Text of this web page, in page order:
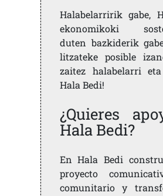
Halabelarririk gabe,
ekonomikoki
duten bazkiderik
litzateke posible
zaitez halabelarri
Hala Bedi!
¿Quieres
Hala Bedi?
En Hala Bedi
proyecto
comunitario y